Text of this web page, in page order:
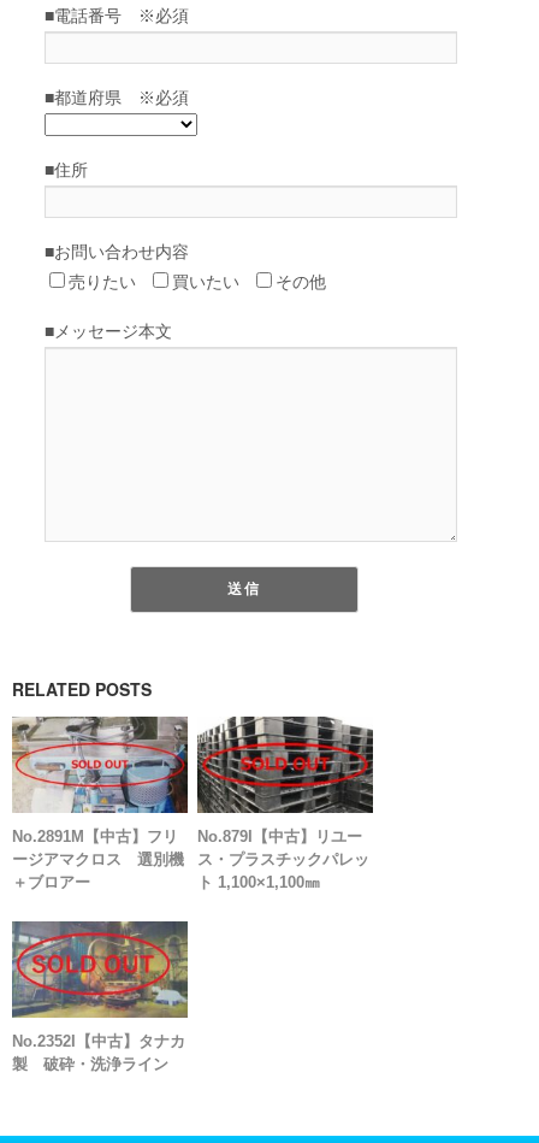
RELATED POSTS
No.2891M【中古】フリ
ージアマクロス 選別機
＋ブロアー
No.879I【中古】リユー
ス・プラスチックパレッ
ト 1,100×1,100㎜
No.2352I【中古】タナカ
製 破砕・洗浄ライン